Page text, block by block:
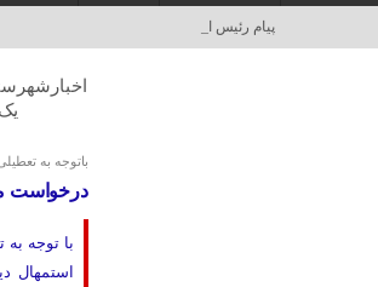
پیام رئیس اداره فرهنگ و _
یک
باتوجه به
درخواست
با توجه
استمهال